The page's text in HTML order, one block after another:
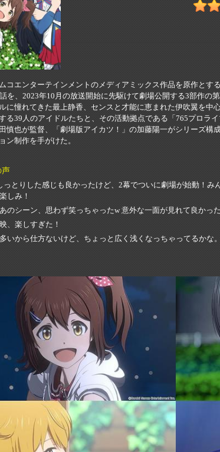
コエンターテインメントのメディアミックス作品を原作と
を、2023年10月の放送開始に先駆けて劇場公開する3部作の
に憧れてきた最上静香、センスと才能に恵まれた伊吹翼を中
る39人のアイドルたちと、その活動拠点である「765プロラ
慎也が監督、「劇場版アイカツ！」の加藤陽一がシリーズ構
ン制作を手がけた。
声
っとりした感じも良かったけど、2幕でついに劇場が始動！
しみ！
のシーン、思わず笑っちゃったw 意外な一面が見れて良かった
、楽しすぎた！
いから仕方ないけど、ちょっと広く浅くなっちゃってるかな